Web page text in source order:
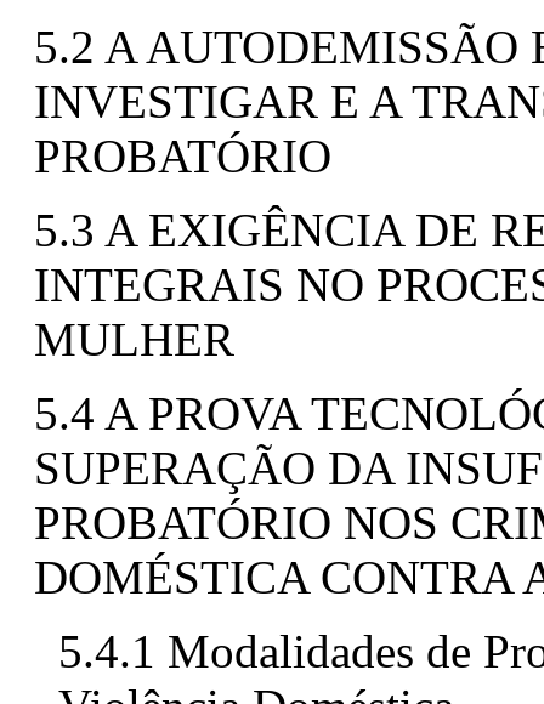
5.2 A AUTODEMISSÃO
INVESTIGAR E A
PROBATÓRIO
5.3 A EXIGÊNCIA DE
INTEGRAIS NO
MULHER
5.4 A PROVA
SUPERAÇÃO DA
PROBATÓRIO NOS
DOMÉSTICA CONTRA
5.4.1 Modalidades de